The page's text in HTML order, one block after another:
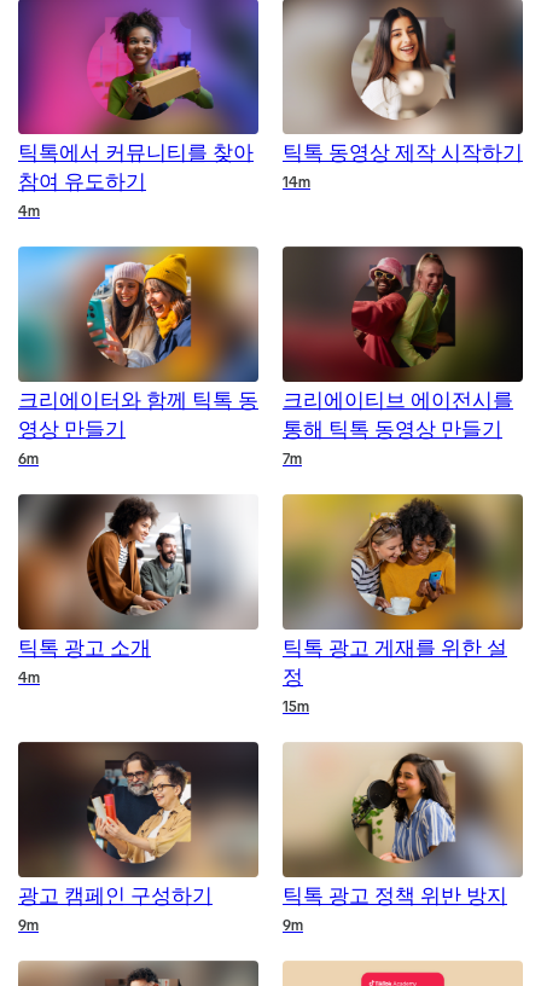
틱톡에서 커뮤니티를 찾아
참여 유도하기
Duration
4m
틱톡 동영상 제작 시작하기
Duration 14m
크리에이터와 함께 틱톡 동
영상 만들기
Duration
6m
크리에이티브 에이전시를
통해 틱톡 동영상 만들기
Duration 7m
틱톡 광고 소개
Duration
4m
틱톡 광고 게재를 위한 설
정
15m
광고 캠페인 구성하기
Duration
9m
틱톡 광고 정책 위반 방지
Duration 9m